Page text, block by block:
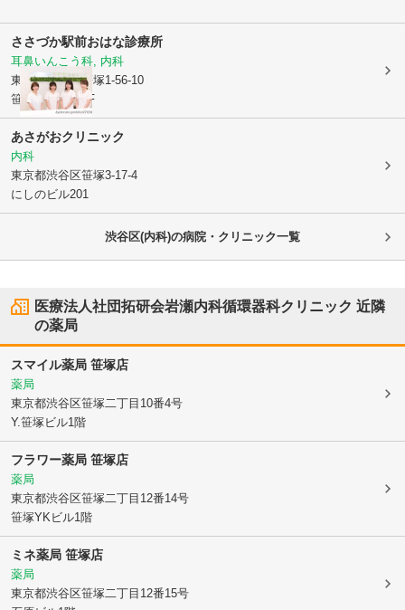
ささづか駅前おはな診療所
耳鼻いんこう科, 内科
東京都渋谷区笹塚1-56-10
笹塚総栄ビル2F
あさがおクリニック
内科
東京都渋谷区笹塚3-17-4
にしのビル201
渋谷区(内科)の病院・クリニック一覧
医療法人社団拓研会岩瀬内科循環器科クリニック 近隣
の薬局
スマイル薬局 笹塚店
薬局
東京都渋谷区笹塚二丁目10番4号
Y.笹塚ビル1階
フラワー薬局 笹塚店
薬局
東京都渋谷区笹塚二丁目12番14号
笹塚YKビル1階
ミネ薬局 笹塚店
薬局
東京都渋谷区笹塚二丁目12番15号